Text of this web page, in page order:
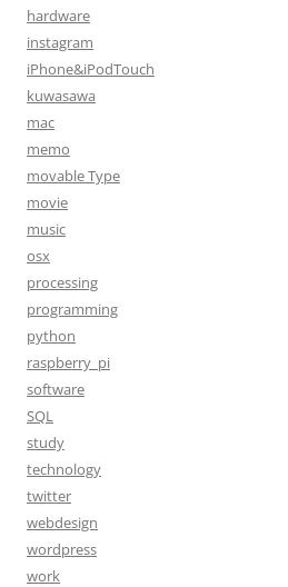
hardware
instagram
iPhone&iPodTouch
kuwasawa
mac
memo
movable Type
movie
music
osx
processing
programming
python
raspberry_pi
software
SQL
study
technology
twitter
webdesign
wordpress
work